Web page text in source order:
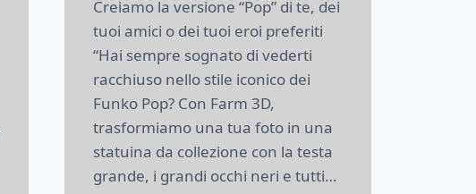
Creiamo la versione “Pop” di te, dei
tuoi amici o dei tuoi eroi preferiti
“Hai sempre sognato di vederti
racchiuso nello stile iconico dei
Funko Pop? Con Farm 3D,
trasformiamo una tua foto in una
statuina da collezione con la testa
grande, i grandi occhi neri e tutti…